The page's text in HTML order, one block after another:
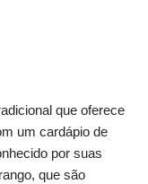
que oferece
um cardápio de
por suas
que são